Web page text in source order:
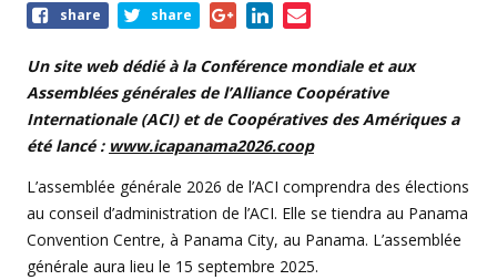
Share
event
share share
Un site web dédié à la Conférence mondiale et aux
Assemblées générales de l’Alliance Coopérative
Internationale (ACI) et de Coopératives des Amériques a
été lancé : www.icapanama2026.coop
L’assemblée générale 2026 de l’ACI comprendra des élections
au conseil d’administration de l’ACI. Elle se tiendra au Panama
Convention Centre, à Panama City, au Panama. L’assemblée
générale aura lieu le 15 septembre 2025.